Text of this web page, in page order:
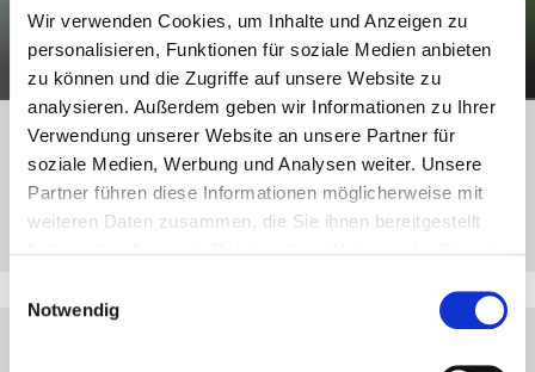
Wir verwenden Cookies, um Inhalte und Anzeigen zu
personalisieren, Funktionen für soziale Medien anbieten
zu können und die Zugriffe auf unsere Website zu
analysieren. Außerdem geben wir Informationen zu Ihrer
Verwendung unserer Website an unsere Partner für
soziale Medien, Werbung und Analysen weiter. Unsere
Partner führen diese Informationen möglicherweise mit
weiteren Daten zusammen, die Sie ihnen bereitgestellt
Notwendig
Pompe di calore
per maggiori
informazioni
zero 30 - 120 kW
per maggiori
informazioni
Richiedi ora la tua
consulenza gratuita!
Contatta il tuo
agente di zona